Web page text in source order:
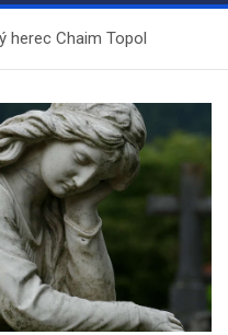
herec Chaim Topol